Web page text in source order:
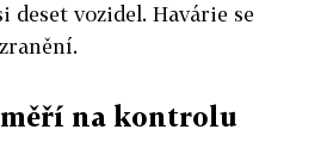
deset vozidel. Havárie se
na kontrolu